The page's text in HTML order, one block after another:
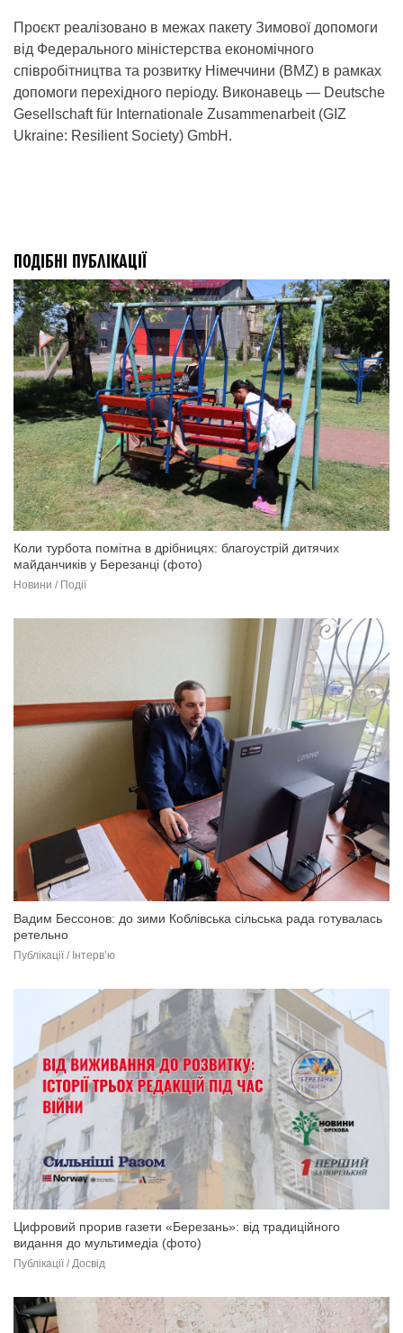
Проєкт реалізовано в межах пакету Зимової допомоги
від Федерального міністерства економічного
співробітництва та розвитку Німеччини (BMZ) в рамках
допомоги перехідного періоду. Виконавець — Deutsche
Gesellschaft für Internationale Zusammenarbeit (GIZ
Ukraine: Resilient Society) GmbH.
ПОДІБНІ ПУБЛІКАЦІЇ
Коли турбота помітна в дрібницях: благоустрій дитячих
майданчиків у Березанці (фото)
Новини / Події
Вадим Бессонов: до зими Коблівська сільська рада готувалась
ретельно
Публікації / Інтерв’ю
Цифровий прорив газети «Березань»: від традиційного
видання до мультимедіа (фото)
Публікації / Досвід